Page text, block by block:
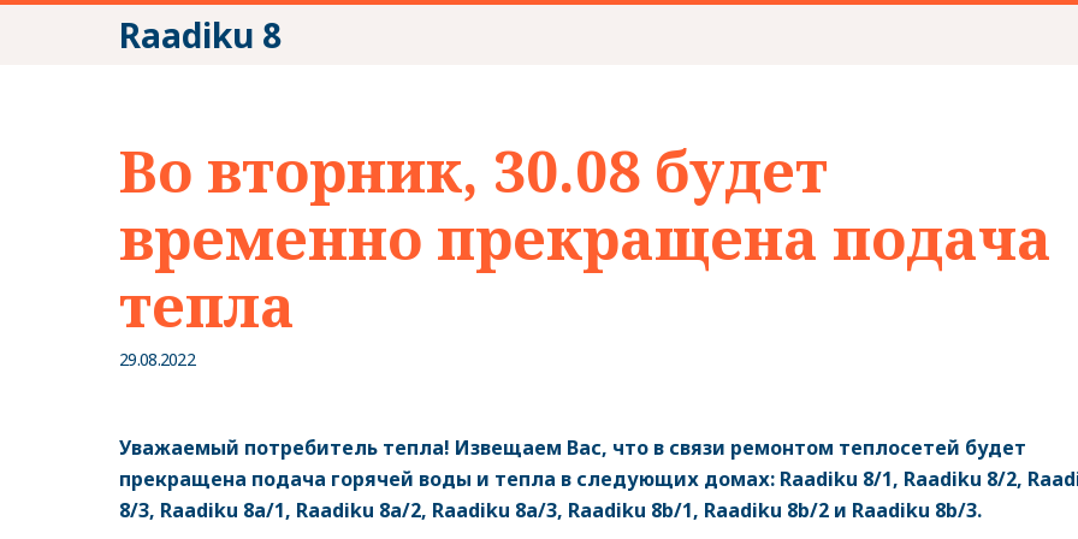
Raadiku 8
Во вторник, 30.08 будет
временно прекращена подача
тепла
29.08.2022
Уважаемый потребитель тепла! Извещаем Вас, что в связи ремонтом теплосетей будет
прекращена подача горячей воды и тепла в следующих домах: Raadiku 8/1, Raadiku 8/2,
8/3, Raadiku 8a/1, Raadiku 8a/2, Raadiku 8a/3, Raadiku 8b/1, Raadiku 8b/2 и Raadiku 8b/3.